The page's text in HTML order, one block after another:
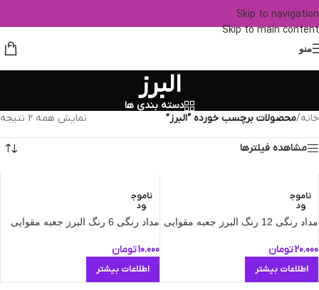
Skip to navigation
Skip to main content
منو
البرز
دسته بندی ها
خانه/محصولات برچسب خورده “البرز” نمایش همه 2 نتیجه
مشاهده فیلترها
ناموج
ود
مداد رنگی 12 رنگ البرز جعبه مقوایی
20.000تومان
اطلاعات بیشتر
ناموج
ود
مداد رنگی 6 رنگ البرز جعبه مقوایی
10.000تومان
اطلاعات بیشتر